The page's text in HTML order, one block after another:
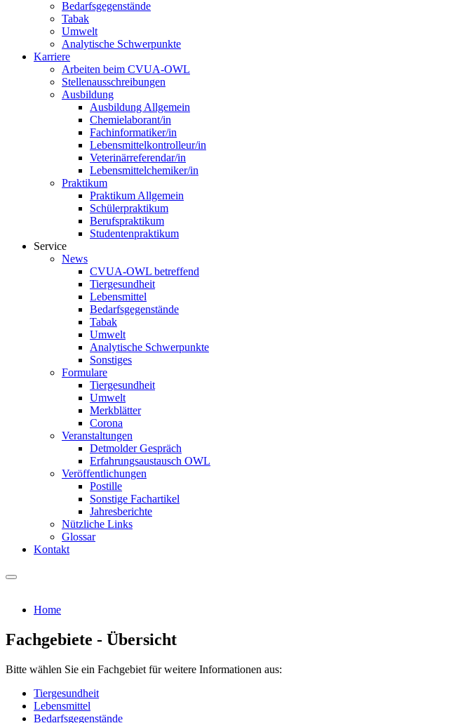
Bedarfsgegenstände
Tabak
Umwelt
Analytische Schwerpunkte
Karriere
Arbeiten beim CVUA-OWL
Stellenausschreibungen
Ausbildung
Ausbildung Allgemein
Chemielaborant/in
Fachinformatiker/in
Lebensmittelkontrolleur/in
Veterinärreferendar/in
Lebensmittelchemiker/in
Praktikum
Praktikum Allgemein
Schülerpraktikum
Berufspraktikum
Studentenpraktikum
Service
News
CVUA-OWL betreffend
Tiergesundheit
Lebensmittel
Bedarfsgegenstände
Tabak
Umwelt
Analytische Schwerpunkte
Sonstiges
Formulare
Tiergesundheit
Umwelt
Merkblätter
Corona
Veranstaltungen
Detmolder Gespräch
Erfahrungsaustausch OWL
Veröffentlichungen
Postille
Sonstige Fachartikel
Jahresberichte
Nützliche Links
Glossar
Kontakt
Home
Fachgebiete - Übersicht
Bitte wählen Sie ein Fachgebiet für weitere Informationen aus:
Tiergesundheit
Lebensmittel
Bedarfsgegenstände